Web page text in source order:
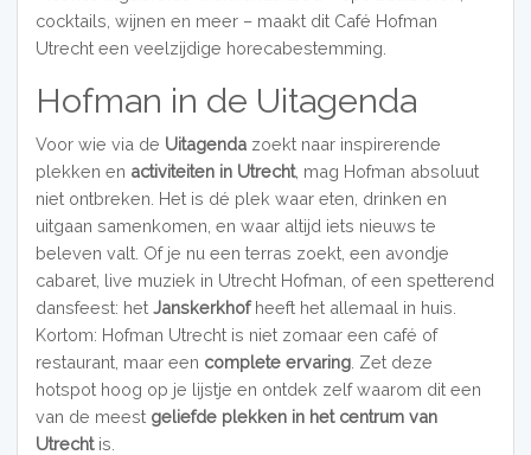
cocktails, wijnen en meer – maakt dit Café Hofman
Utrecht een veelzijdige horecabestemming.
Hofman in de Uitagenda
Voor wie via de Uitagenda zoekt naar inspirerende
plekken en activiteiten in Utrecht, mag Hofman absoluut
niet ontbreken. Het is dé plek waar eten, drinken en
uitgaan samenkomen, en waar altijd iets nieuws te
beleven valt. Of je nu een terras zoekt, een avondje
cabaret, live muziek in Utrecht Hofman, of een spetterend
dansfeest: het Janskerkhofheeft het allemaal in huis.
Kortom: Hofman Utrecht is niet zomaar een café of
restaurant, maar een complete ervaring. Zet deze
hotspot hoog op je lijstje en ontdek zelf waarom dit een
van de meest geliefde plekken in het centrum van
Utrechtis.